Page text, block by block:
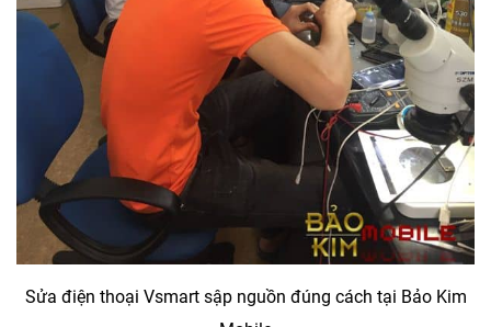
Sửa điện thoại Vsmart sập nguồn đúng cách tại Bảo Kim